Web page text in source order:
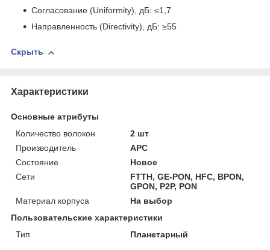
Согласование (Uniformity), дБ: ≤1,7
Направленность (Directivity), дБ: ≥55
Скрыть
Характеристики
Основные атрибуты
Количество волокон
2 шт
Производитель
APC
Состояние
Новое
Сети
FTTH, GE-PON, HFC, BPON,
GPON, P2P, PON
Материал корпуса
На выбор
Пользовательские характеристики
Тип
Планетарный